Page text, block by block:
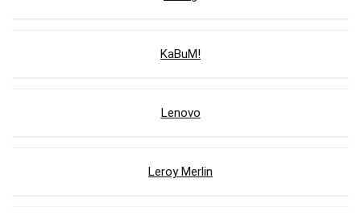
KaBuM!
Lenovo
Leroy Merlin